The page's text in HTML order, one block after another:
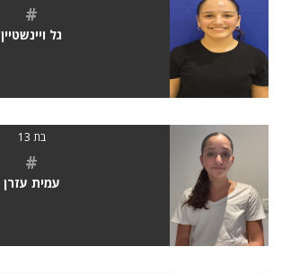
#
גל ויינשטיין
בת 13
#
עמית עזרן